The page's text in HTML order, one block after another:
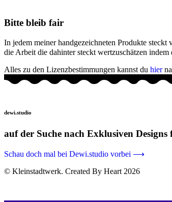
Bitte bleib fair
In jedem meiner handgezeichneten Produkte
die Arbeit die dahinter steckt wertzuschätzen
Alles zu den Lizenzbestimmungen kannst du hier
dewi.studio
auf der Suche nach Exklusiven Designs
Schau doch mal bei Dewi.studio vorbei ⟶
© Kleinstadtwerk. Created By Heart 2026